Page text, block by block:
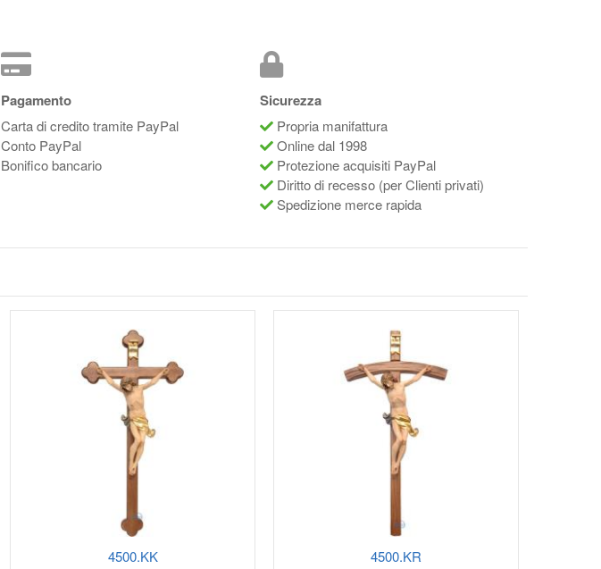
Pagamento
Carta di credito tramite PayPal
Conto PayPal
Bonifico bancario
Sicurezza
Propria manifattura
Online dal 1998
Protezione acquisiti PayPal
Diritto di recesso (per Clienti privati)
Spedizione merce rapida
4500.KK
4500.KR